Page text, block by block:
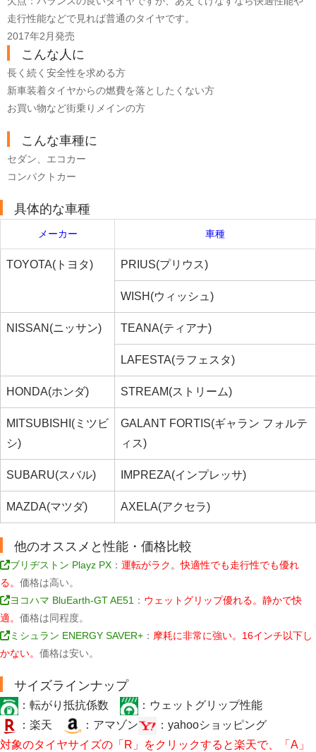
走行性能などで見れば普通のタイヤです。
2017年2月発売
こんな人に
長く続く安全性を求める方
新車装着タイヤからの燃費を落としたくない方
お買い物など街乗りメインの方
こんな車種に
セダン、エコカー
コンパクトカー
具体的な車種
メーカー 車種
TOYOTA(トヨタ) PRIUS(プリウス)
WISH(ウィッシュ)
NISSAN(ニッサン) TEANA(ティアナ)
LAFESTA(ラフェスタ)
HONDA(ホンダ) STREAM(ストリーム)
MITSUBISHI(ミツビ
シ)
GALANT FORTIS(ギャラン フォルテ
ィス)
SUBARU(スバル) IMPREZA(インプレッサ)
MAZDA(マツダ) AXELA(アクセラ)
他のオススメと性能・価格比較
ブリヂストン Playz PX ： 運転がラク。快適性でも走行性でも優れ
る。 価格は高い。
ヨコハマ BluEarth-GT AE51 ： ウェットグリップ優れる。静かで快
適。 価格は同程度。
ミシュラン ENERGY SAVER+ ： 摩耗に非常に強い。16インチ以下し
かない。 価格は安い。
サイズラインナップ
：転がり抵抗係数
：ウェットグリップ性能
：楽天
：アマゾン
：yahooショッピング
対象のタイヤサイズの「R」をクリックすると楽天で、「A」